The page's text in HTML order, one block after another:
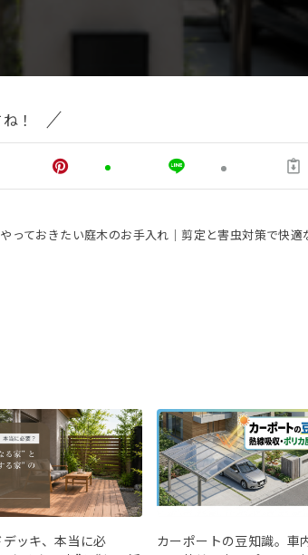
！
っておきたい庭木のお手入れ｜剪定と害虫対策で快適
デッキ、本当に必
カーポートの豆知識。車